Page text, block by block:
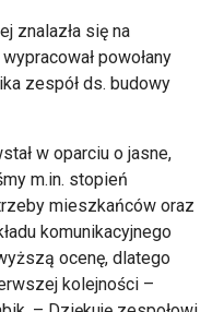
znalazła się na
powołany
zespół ds. budowy
w oparciu o jasne,
m.in. stopień
mieszkańców oraz
komunikacyjnego
ocenę, dlatego
kolejności –